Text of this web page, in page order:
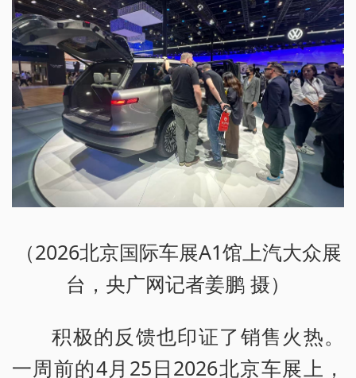
（2026北京国际车展A1馆上汽大众展
台，央广网记者姜鹏 摄）
积极的反馈也印证了销售火热。
一周前的4月25日2026北京车展上，